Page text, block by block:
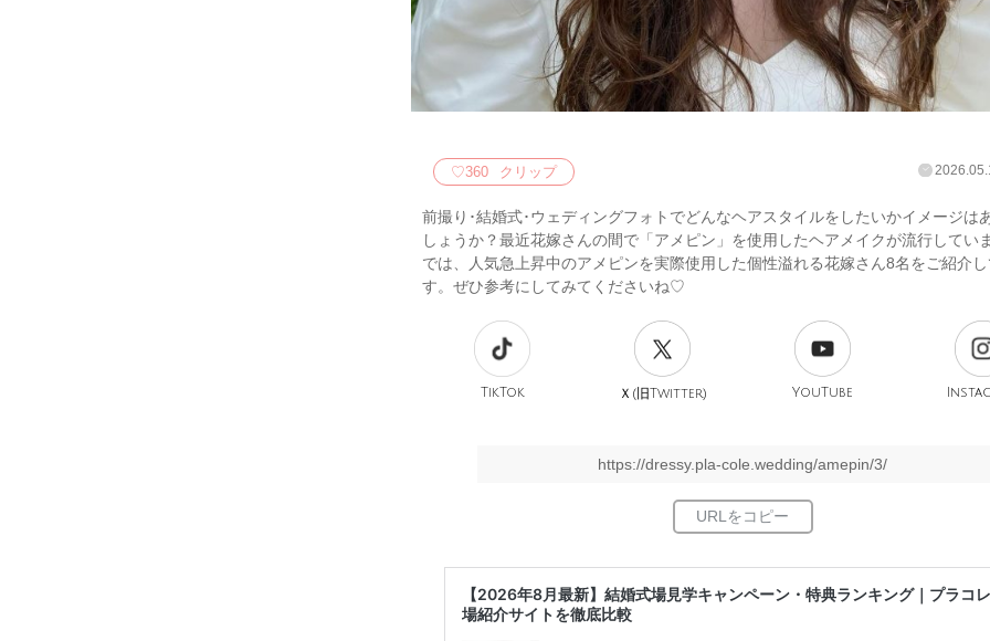
♡360 クリップ
前撮り･結婚式･ウェディングフォトでどんなヘアスタイルをしたいかイメージは
しょうか？最近花嫁さんの間で「アメピン」を使用したヘアメイクが流行してい
では、人気急上昇中のアメピンを実際使用した個性溢れる花嫁さん8名をご紹介し
す。ぜひ参考にしてみてくださいね♡
TikTok Ｘ(旧Twitter) YouTube
https://dressy.pla-cole.wedding/amepin/3/
【2026年8月最新】結婚式場見学キャンペーン・特典ランキング｜プラコ
場紹介サイトを徹底比較